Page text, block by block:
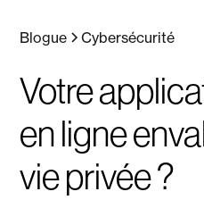
Blogue Cybersécurité
Votre
en ligne
vie privée ?